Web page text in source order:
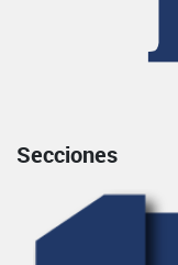
Secciones